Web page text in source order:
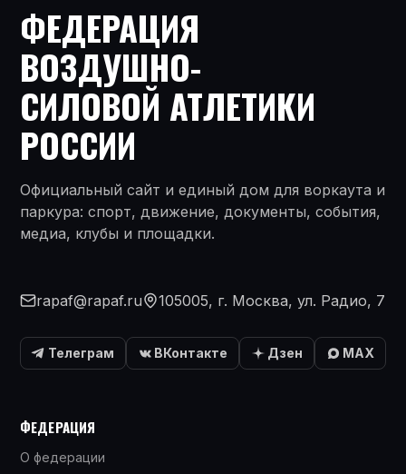
ФЕДЕРАЦИЯ
ВОЗДУШНО-
СИЛОВОЙ АТЛЕТИКИ
РОССИИ
Официальный сайт и единый дом для воркаута и
паркура: спорт, движение, документы, события,
медиа, клубы и площадки.
rapaf@rapaf.ru 105005, г. Москва, ул. Радио, 7
Телеграм ВКонтакте Дзен MAX
ФЕДЕРАЦИЯ
О федерации